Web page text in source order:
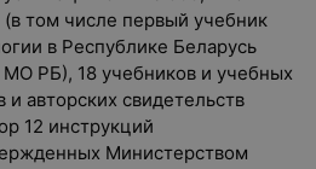
том числе первый учебник
в Республике Беларусь
РБ), 18 учебников и учебных
и авторских свидетельств
12 инструкций
Министерством